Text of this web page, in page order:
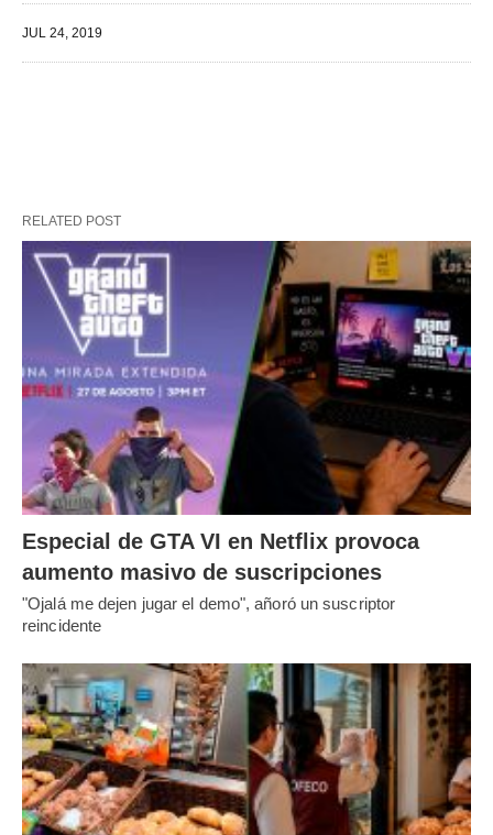
JUL 24, 2019
RELATED POST
Especial de GTA VI en Netflix provoca
aumento masivo de suscripciones
"Ojalá me dejen jugar el demo", añoró un suscriptor
reincidente